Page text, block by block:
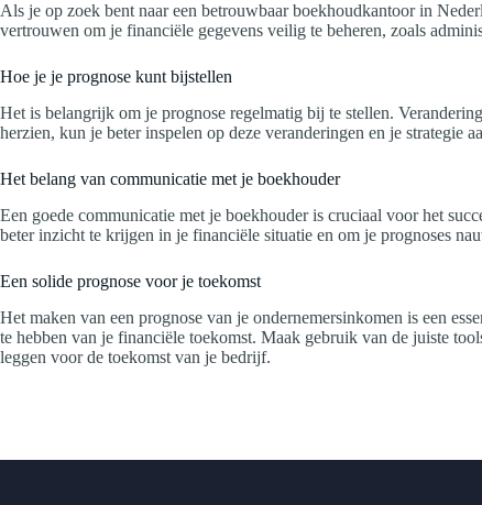
Als je op zoek bent naar een betrouwbaar boekhoudkantoor in
vertrouwen om je financiële gegevens veilig te beheren, zoals
Hoe je je prognose kunt bijstellen
Het is belangrijk om je prognose regelmatig bij te stellen.
herzien, kun je beter inspelen op deze veranderingen en je strategie
Het belang van communicatie met je boekhouder
Een goede communicatie met je boekhouder is cruciaal voor het
beter inzicht te krijgen in je financiële situatie en om je prognoses
Een solide prognose voor je toekomst
Het maken van een prognose van je ondernemersinkomen is een
te hebben van je financiële toekomst. Maak gebruik van de juiste
leggen voor de toekomst van je bedrijf.